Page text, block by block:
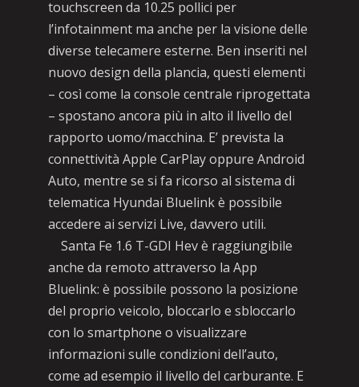
touchscreen da 10.25 pollici per
l’infotainment ma anche per la visione delle
diverse telecamere esterne. Ben inseriti nel
nuovo design della plancia, questi elementi
– così come la console centrale riprogettata
– spostano ancora più in alto il livello del
rapporto uomo/macchina. E’ prevista la
connettività Apple CarPlay oppure Android
Auto, mentre se si fa ricorso al sistema di
telematica Hyundai Bluelink è possibile
accedere ai servizi Live, davvero utili.
Santa Fe 1.6 T-GDI Hev è raggiungibile
anche da remoto attraverso la App
Bluelink: è possibile possono la posizione
del proprio veicolo, bloccarlo e sbloccarlo
con lo smartphone o visualizzare
informazioni sulle condizioni dell’auto,
come ad esempio il livello del carburante. E